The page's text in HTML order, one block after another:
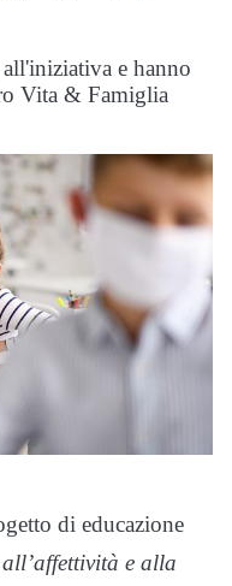
e hanno
Vita & Famiglia
di educazione
e alla